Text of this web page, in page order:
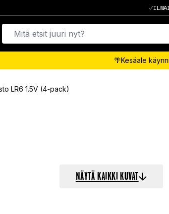
🌴Kesäale
LR6 1.5V (4-pack)
NÄYTÄ KAIKKI KUVAT